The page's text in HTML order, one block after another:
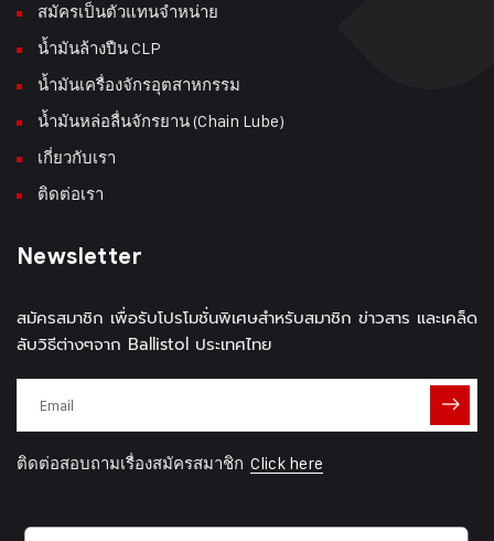
สมัครเป็นตัวแทนจำหน่าย
น้ำมันล้างปืน CLP
น้ำมันเครื่องจักรอุตสาหกรรม
น้ำมันหล่อลื่นจักรยาน (Chain Lube)
เกี่ยวกับเรา
ติดต่อเรา
Newsletter
สมัครสมาชิก เพื่อรับโปรโมชั่นพิเศษสำหรับสมาชิก ข่าวสาร และเคล็ด
ลับวิธีต่างๆจาก Ballistol ประเทศไทย
ติดต่อสอบถามเรื่องสมัครสมาชิก Click here